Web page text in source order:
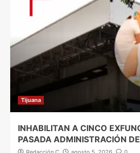
Tijuana
INHABILITAN A CINCO
PASADA ADMINISTRACIÓN